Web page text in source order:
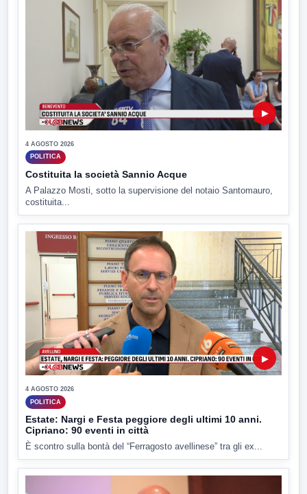
▶
4 AGOSTO 2026
POLITICA
Costituita la società Sannio Acque
A Palazzo Mosti, sotto la supervisione del notaio Santomauro,
costituita...
▶
4 AGOSTO 2026
POLITICA
Estate: Nargi e Festa peggiore degli ultimi 10 anni.
Cipriano: 90 eventi in città
È scontro sulla bontà del “Ferragosto avellinese” tra gli ex...